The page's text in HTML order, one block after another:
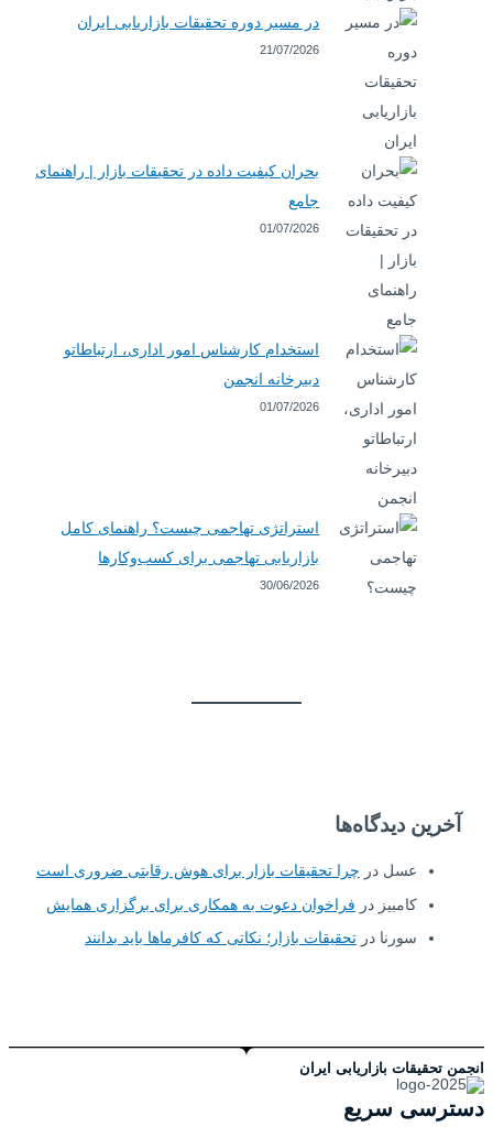
در مسیر دوره تحقیقات بازاریابی ایران
21/07/2026
بحران کیفیت داده در تحقیقات بازار | راهنمای
جامع
01/07/2026
استخدام کارشناس امور اداری، ارتباطاتو
دبیرخانه انجمن
01/07/2026
استراتژی تهاجمی چیست؟ راهنمای کامل
بازاریابی تهاجمی برای کسب‌وکارها
30/06/2026
آخرین دیدگاه‌ها
عسل در چرا تحقیقات بازار برای هوش رقابتی ضروری است
کامبیز در فراخوان دعوت به همکاری برای برگزاری همایش
سورنا درتحقیقات بازار؛ نکاتی که کافرماها باید بدانند
انجمن تحقیقات بازاریابی ایران
دسترسی سریع